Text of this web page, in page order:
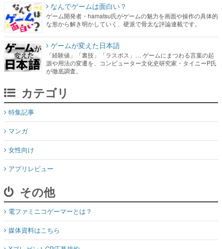
なんでゲームは面白い？
ゲーム開発者・hamatsu氏がゲームの魅力を画面や操作の具体的
な形から解き明かしていく、硬派で骨太な評論連載です。
ゲームが変えた日本語
「経験値」「裏技」「ラスボス」… ゲームにまつわる言葉の起
源や用法の変遷を、コンピューター文化史研究家・タイニーP氏
が徹底調査。
カテゴリ
特集記事
マンガ
女性向け
アプリレビュー
その他
電ファミニコゲーマーとは？
媒体資料はこちら